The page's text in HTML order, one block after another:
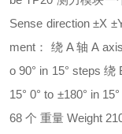
Sense direction ±X
ment： 绕 A 轴 A
o 90° in 15° steps
15° 0° to ±180° in
68 个 重量 Weight